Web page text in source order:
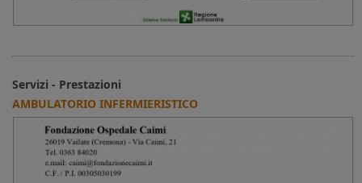
Servizi - Prestazioni
AMBULATORIO INFERMIERISTICO